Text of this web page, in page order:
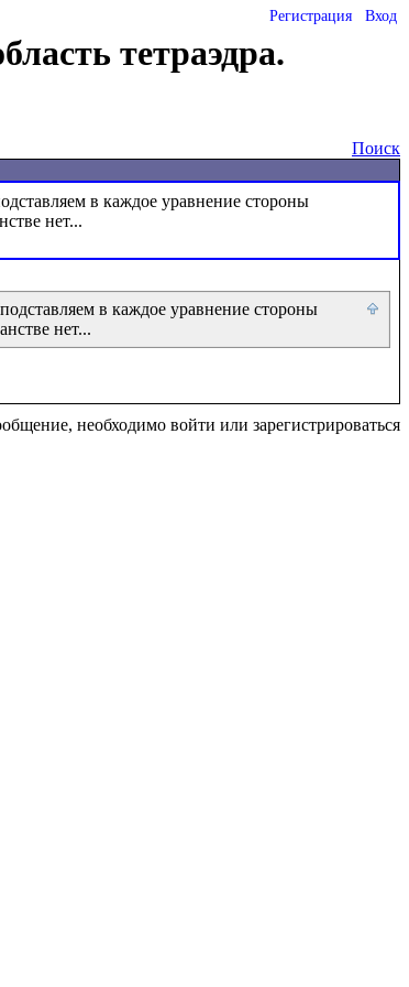
Регистрация Вход
тетраэдра.
Поиск
в каждое уравнение стороны
в каждое уравнение стороны
нет...
необходимо войти или зарегистрироваться